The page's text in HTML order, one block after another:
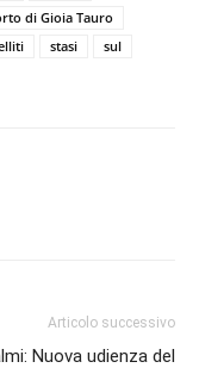
di Gioia Tauro
stasi
sul
Articolo successivo
Nuova udienza del